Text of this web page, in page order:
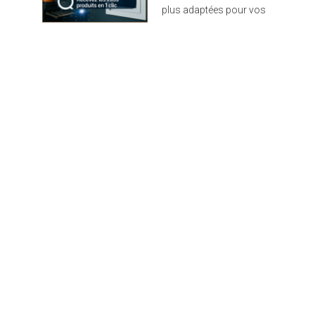
plus adaptées pour vos